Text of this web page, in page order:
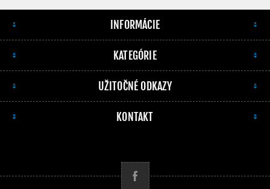
INFORMÁCIE
KATEGÓRIE
UŽITOČNÉ ODKAZY
KONTAKT